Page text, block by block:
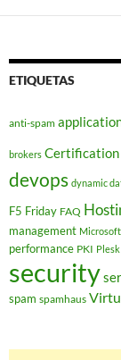
ETIQUETAS
anti-spam
brokers Certification
devops dynamic
F5 Friday FAQ
management Microsoft
performance PKI Plesk
security
spam spamhaus